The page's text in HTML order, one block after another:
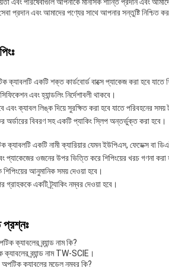
প্রদান এবং আমাদের পণ্যের সাথে আপনার সন্তুষ্টি নিশ্চিত
ক্যাবলটি একটি শক্ত কার্ডবোর্ড বাক্সে প্যাকেজ করা হবে যাতে
এবং হ্যান্ডলিং নির্দেশাবলী থাকবে।
এবং ক্যাবল লিঙ্ক দিয়ে সুরক্ষিত করা হবে যাতে পরিবহনের সময়
অর্ডারের বিবরণ সহ একটি প্যাকিং স্লিপ অন্তর্ভুক্ত করা হবে।
ক্যাবলটি একটি নামী ক্যারিয়ার যেমন ইউপিএস, ফেডেক্স বা
প্যাকেজের ওজনের উপর ভিত্তি করে শিপিংয়ের খরচ গণনা করা
আনুমানিক সময় দেওয়া হবে।
গ্রাহককে একটি ট্র্যাকিং নম্বর দেওয়া হবে।
প্রশ্নঃ
ক্যাবলের ব্র্যান্ড নাম কি?
ক্যাবলের ব্র্যান্ড নাম TW-SCIE।
ক্যাবলের মডেল নম্বর কি?